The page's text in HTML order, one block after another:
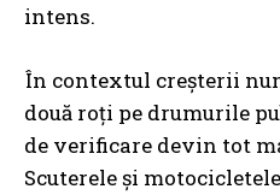
intens.
În contextul creșterii
două roți pe drumurile
de verificare devin tot
Scuterele și